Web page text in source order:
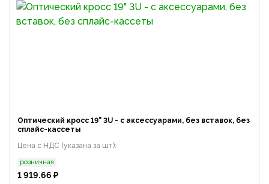
Оптический кросс 19" 3U - с аксессуарами, без вставок, без
сплайс-кассеты
Цена с НДС (указана за шт):
розничная
1 919.66 ₽